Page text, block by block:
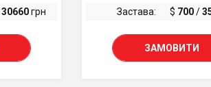
30660грн
Застава:
$ 700/
ЗАМОВИТИ